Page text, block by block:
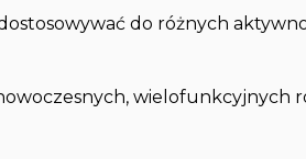
do różnych
wielofunkcyjnych